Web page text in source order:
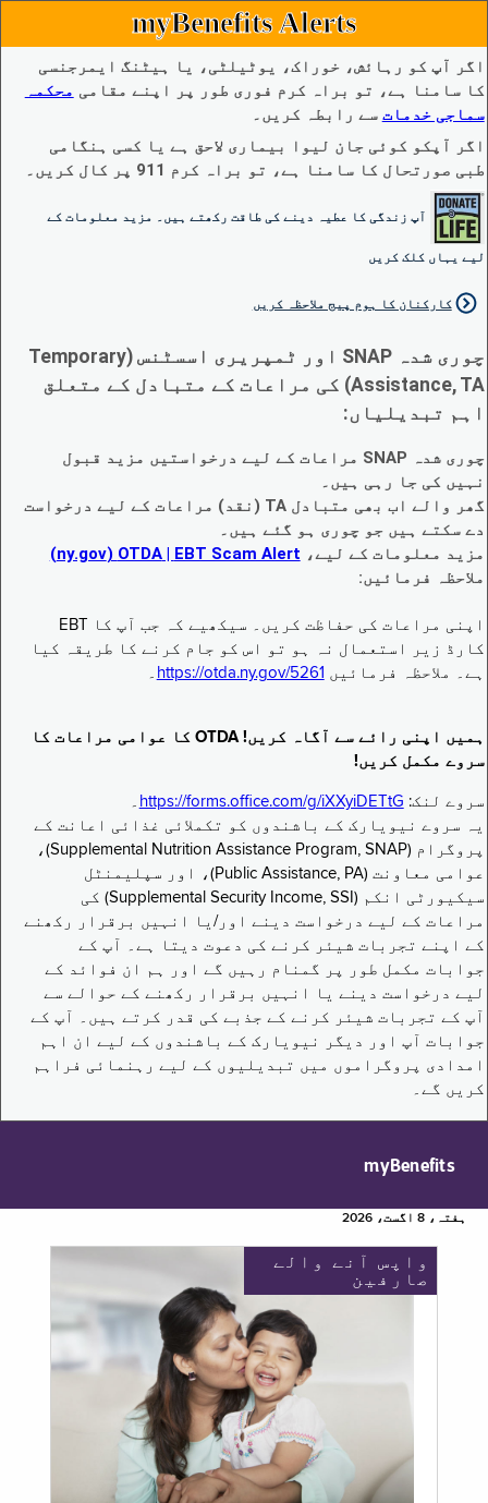
myBenefits Alerts
اگر آپ کو رہائش، خوراک، یوٹیلٹی، یا ہیٹنگ ایمرجنسی
کا سامنا ہے، تو براہ کرم فوری طور پر اپنے مقامی محکمہ
سماجی خدمات سے رابطہ کریں۔
اگر آپکو کوئی جان لیوا بیماری لاحق ہے یا کسی ہنگامی
طبی صورتحال کا سامنا ہے، تو براہ کرم 911 پر کال کریں۔
آپ زندگی کا عطیہ دینے کی طاقت رکھتے ہیں۔ مزید معلومات کے
لیے یہاں کلک کریں
کارکنان کا ہوم پیج ملاحظہ کریں
چوری شدہ SNAP اور ٹمپریری اسسٹنس (Temporary
Assistance, TA) کی مراعات کے متبادل کے متعلق
اہم تبدیلیاں:
چوری شدہ SNAP مراعات کے لیے درخواستیں مزید قبول
نہیں کی جا رہی ہیں۔
گھر والے اب بھی متبادل TA (نقد) مراعات کے لیے درخواست
دے سکتے ہیں جو چوری ہو گئے ہیں۔
مزید معلومات کے لیے، EBT Scam Alert ‏| OTDA ‏(ny.gov)
ملاحظہ فرمائیں:
اپنی مراعات کی حفاظت کریں۔ سیکھیے کہ جب آپ کا EBT
کارڈ زیر استعمال نہ ہو تو اس کو جام کرنے کا طریقہ کیا
ہے۔ ملاحظہ فرمائیں https://otda.ny.gov/5261 ۔
ہمیں اپنی رائے سے آگاہ کریں! OTDA کا عوامی مراعات کا
سروے مکمل کریں!
سروے لنک: https://forms.office.com/g/iXXyiDETtG ۔
یہ سروے نیویارک کے باشندوں کو تکملائی غذائی اعانت کے
پروگرام (Supplemental Nutrition Assistance Program, SNAP)،
عوامی معاونت (Public Assistance, PA)، اور سپلیمنٹل
سیکیورٹی انکم (Supplemental Security Income, SSI) کی
مراعات کے لیے درخواست دینے اور/یا انہیں برقرار رکھنے
کے اپنے تجربات شیئر کرنے کی دعوت دیتا ہے۔ آپ کے
جوابات مکمل طور پر گمنام رہیں گے اور ہم ان فوائد کے
لیے درخواست دینے یا انہیں برقرار رکھنے کے حوالے سے
آپ کے تجربات شیئر کرنے کے جذبے کی قدر کرتے ہیں۔ آپ کے
جوابات آپ اور دیگر نیویارک کے باشندوں کے لیے ان اہم
امدادی پروگراموں میں تبدیلیوں کے لیے رہنمائی فراہم
کریں گے۔
myBenefits
ہفتہ، 8 اگست، 2026
واپس آنے والے
صارفین